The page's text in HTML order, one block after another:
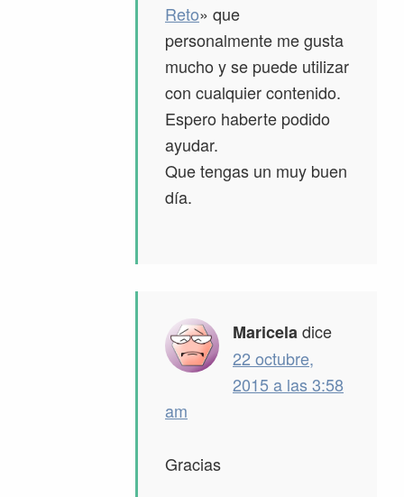
Reto» que
personalmente me gusta
mucho y se puede utilizar
con cualquier contenido.
Espero haberte podido
ayudar.
Que tengas un muy buen
día.
Mariceladice
22 octubre,
2015 a las 3:58
am
Gracias